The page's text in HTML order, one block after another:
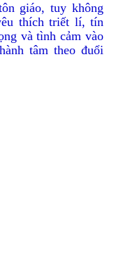
giáo, tuy không
thích triết lí, tín
và tình cảm vào
tâm theo đuổi